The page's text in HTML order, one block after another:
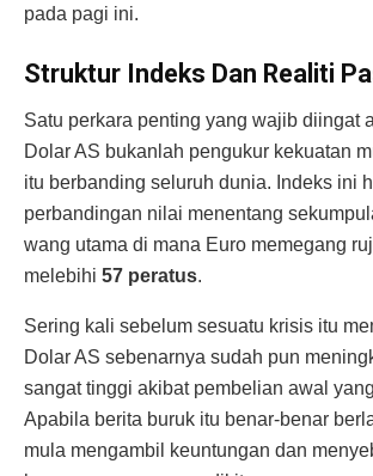
pada pagi ini.
Struktur Indeks Dan Realiti
Satu perkara penting yang wajib diingat
Dolar AS bukanlah pengukur kekuatan
itu berbanding seluruh dunia. Indeks ini
perbandingan nilai menentang
wang utama di mana Euro memegang
melebihi 57 peratus.
Sering kali sebelum sesuatu krisis itu
Dolar AS sebenarnya sudah pun
sangat tinggi akibat pembelian awal
Apabila berita buruk itu benar-benar
mula mengambil keuntungan dan